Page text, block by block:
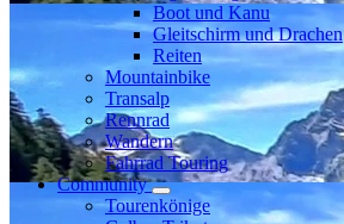
Boot und Kanu
Gleitschirm und Drachen
Reiten
Mountainbike
Transalp
Rennrad
Wandern
Fahrrad Touring
Community
Tourenkönige